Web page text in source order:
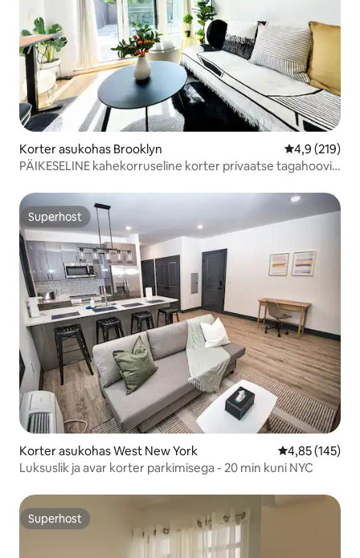
Korter asukohas Brooklyn Keskmine
4,9 (219)
PÄIKESELINE kahekorruseline korter privaatse tagahoovi
Superhost
Superhost
Korter asukohas West New York Keskmine
4,85 (145)
Luksuslik ja avar korter parkimisega - 20 min kuni NYC
Superhost
Superhost